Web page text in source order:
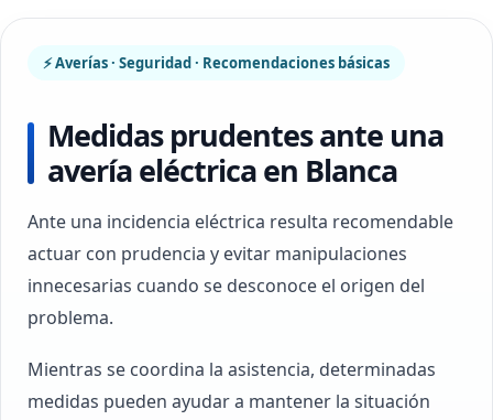
⚡ Averías · Seguridad · Recomendaciones básicas
Medidas prudentes ante una
avería eléctrica en Blanca
Ante una incidencia eléctrica resulta recomendable
actuar con prudencia y evitar manipulaciones
innecesarias cuando se desconoce el origen del
problema.
Mientras se coordina la asistencia, determinadas
medidas pueden ayudar a mantener la situación